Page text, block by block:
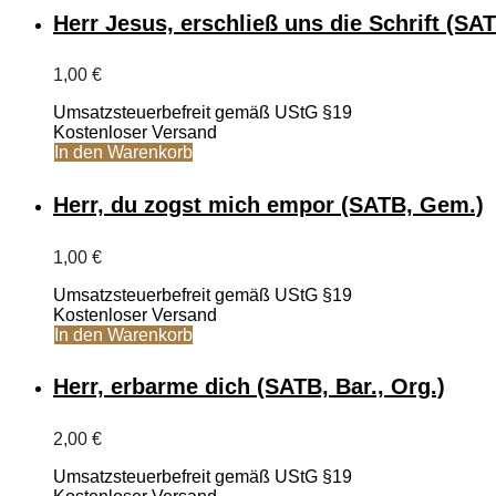
Herr Jesus, erschließ uns die Schrift
1,00 €
Umsatzsteuerbefreit gemäß UStG §19
Kostenloser Versand
In den Warenkorb
Herr, du zogst mich empor (SATB, Gem.)
1,00 €
Umsatzsteuerbefreit gemäß UStG §19
Kostenloser Versand
In den Warenkorb
Herr, erbarme dich (SATB, Bar., Org.)
2,00 €
Umsatzsteuerbefreit gemäß UStG §19